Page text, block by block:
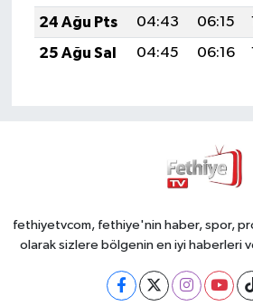
24 Ağu Pts
04:43 06:15
25 Ağu Sal
04:45 06:16
fethiyetvcom, fethiye'nin haber, spor,
olarak sizlere bölgenin en iyi haberleri ve